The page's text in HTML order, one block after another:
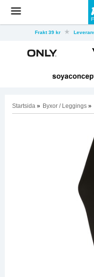
Frakt 39 kr
Startsida » Byxor / Leggings »